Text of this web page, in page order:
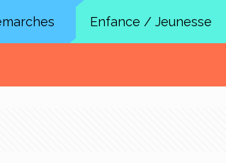
Enfance / Jeunesse